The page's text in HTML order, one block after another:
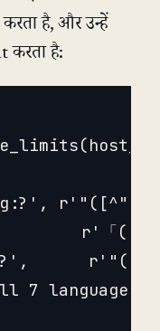
है, और उन्हें
करता है:
r'「([^
7 languages